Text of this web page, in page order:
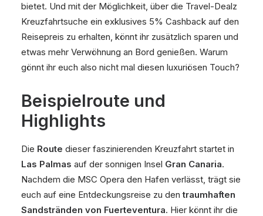
bietet. Und mit der Möglichkeit, über die Travel-Dealz
Kreuzfahrtsuche ein exklusives 5% Cashback auf den
Reisepreis zu erhalten, könnt ihr zusätzlich sparen und
etwas mehr Verwöhnung an Bord genießen. Warum
gönnt ihr euch also nicht mal diesen luxuriösen Touch?
Beispielroute und
Highlights
Die Route dieser faszinierenden Kreuzfahrt startet in
Las Palmas auf der sonnigen Insel Gran Canaria.
Nachdem die MSC Opera den Hafen verlässt, trägt sie
euch auf eine Entdeckungsreise zu dentraumhaften
Sandstränden von Fuerteventura. Hier könnt ihr die